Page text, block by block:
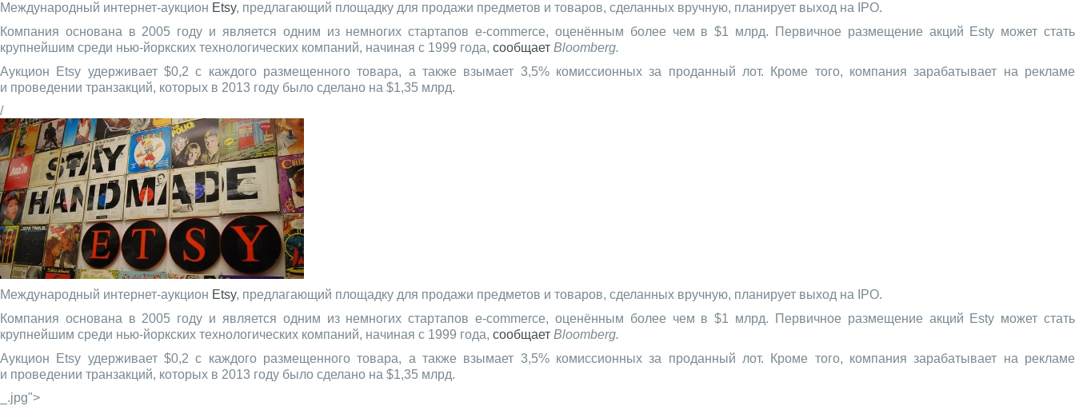
Международный интернет-аукцион Etsy, предлагающий площадку для продажи предметов и товаров, сделанных вручную, планирует выход на IPO.
Компания основана в 2005 году и является одним из немногих стартапов e-commerce, оценённым более чем в $1 млрд. Первичное размещение акций Esty может стать
крупнейшим среди нью-йоркских технологических компаний, начиная с 1999 года, сообщает Bloomberg.
Аукцион Etsy удерживает $0,2 с каждого размещенного товара, а также взымает 3,5% комиссионных за проданный лот. Кроме того, компания зарабатывает на рекламе
и проведении транзакций, которых в 2013 году было сделано на $1,35 млрд.
/
Международный интернет-аукцион Etsy, предлагающий площадку для продажи предметов и товаров, сделанных вручную, планирует выход на IPO.
Компания основана в 2005 году и является одним из немногих стартапов e-commerce, оценённым более чем в $1 млрд. Первичное размещение акций Esty может стать
крупнейшим среди нью-йоркских технологических компаний, начиная с 1999 года, сообщает Bloomberg.
Аукцион Etsy удерживает $0,2 с каждого размещенного товара, а также взымает 3,5% комиссионных за проданный лот. Кроме того, компания зарабатывает на рекламе
и проведении транзакций, которых в 2013 году было сделано на $1,35 млрд.
_.jpg">